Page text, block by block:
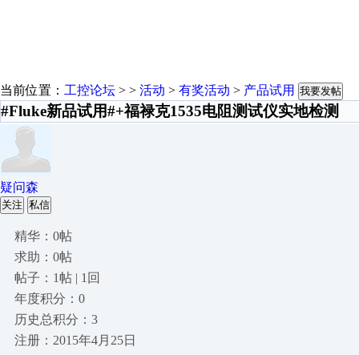
当前位置： 工控论坛 > > 活动 > 有奖活动 > 产品试用 我要发帖
#Fluke新品试用#+福禄克1535电阻测试仪实地检测
疑问森
关注 私信
精华：0帖
求助：0帖
帖子：1帖 | 1回
年度积分：0
历史总积分：3
注册：2015年4月25日